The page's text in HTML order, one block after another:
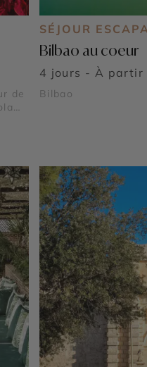
de
SÉJOUR
Bilbao au coeur
4 jours - À partir
Bilbao